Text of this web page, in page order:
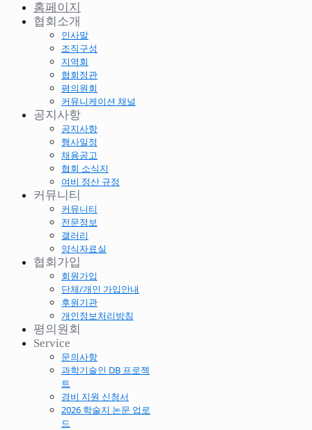
홈페이지
협회소개
인사말
조직구성
지역회
협회정관
평의원회
커뮤니케이션 채널
공지사항
공지사항
행사일정
채용공고
협회 소식지
여비 정산 규정
커뮤니티
커뮤니티
전문정보
갤러리
양식자료실
협회가입
회원가입
단체/개인 가입안내
후원기관
개인정보처리방침
평의원회
Service
문의사항
과학기술인 DB 프로젝
트
경비 지원 신청서
2026 학술지 논문 업로
드